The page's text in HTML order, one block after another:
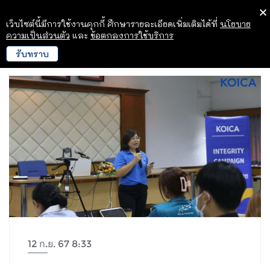
12 ก.ย. 67 8:33
เว็บไซต์นี้มีการใช้งานคุกกี้ ศึกษารายละเอียดเพิ่มเติมได้ที่ นโยบาย
ความเป็นส่วนตัว และ ข้อตกลงการใช้บริการ
รับทราบ